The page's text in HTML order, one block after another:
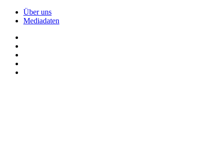
Über uns
Mediadaten